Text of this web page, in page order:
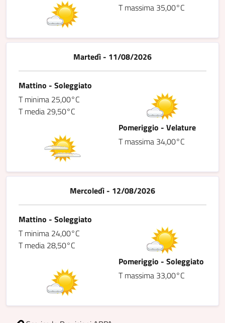
T massima 35,00°C
Martedì - 11/08/2026
Mattino - Soleggiato
T minima 25,00°C
T media 29,50°C
Pomeriggio - Velature
T massima 34,00°C
Mercoledì - 12/08/2026
Mattino - Soleggiato
T minima 24,00°C
T media 28,50°C
Pomeriggio - Soleggiato
T massima 33,00°C